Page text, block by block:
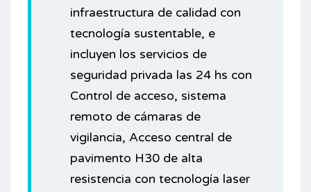
infraestructura de calidad con
tecnología sustentable, e
incluyen los servicios de
seguridad privada las 24 hs con
Control de acceso, sistema
remoto de cámaras de
vigilancia, Acceso central de
pavimento H30 de alta
resistencia con tecnología laser